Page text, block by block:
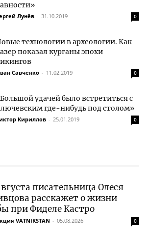
Лунёв - 31.10.2019 0
технологии в археологии. Как
показал курганы эпохи
Савченко - 11.02.2019 0
удачей было встретиться с
где-нибудь под столом»
Кириллов - 25.01.2019 0
писательница Олеся
расскажет о жизни
при Фиделе Кастро
VATNIKSTAN - 05.08.2026 0